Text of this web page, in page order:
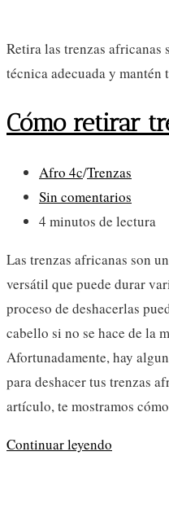
Retira las trenzas
técnica adecuada y mantén
Cómo retirar
Categoría
de
la
Afro 4c/Trenzas
Comentarios
de
entrada:
Sin comentarios
Tiempo
lectura:
4 minutos de lectura
Las trenzas africanas son
versátil que puede durar
proceso de deshacerlas
cabello si no se hace de la
Afortunadamente, hay
para deshacer tus trenzas
artículo, te mostramos
Continuar leyendo